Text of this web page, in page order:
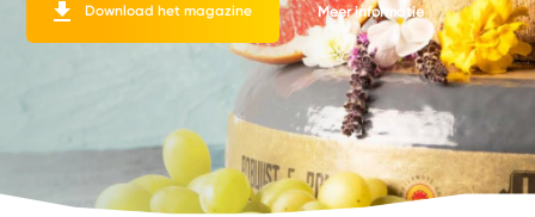
Download het magazine Meer informatie